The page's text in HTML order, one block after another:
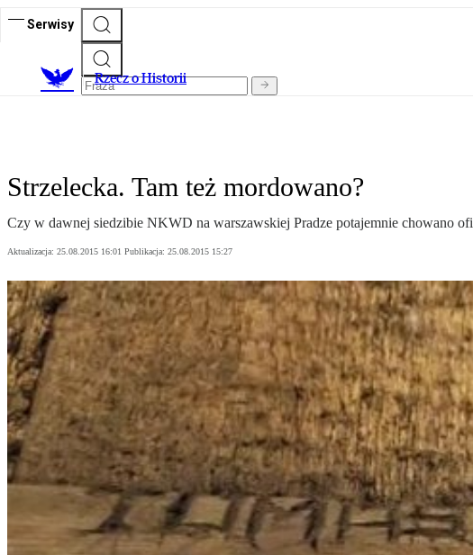
Serwisy
Rzecz o Historii
Strzelecka. Tam też mordowano?
Czy w dawnej siedzibie NKWD na warszawskiej Pradze potajemnie chowano
Aktualizacja: 25.08.2015 16:01 Publikacja: 25.08.2015 15:27